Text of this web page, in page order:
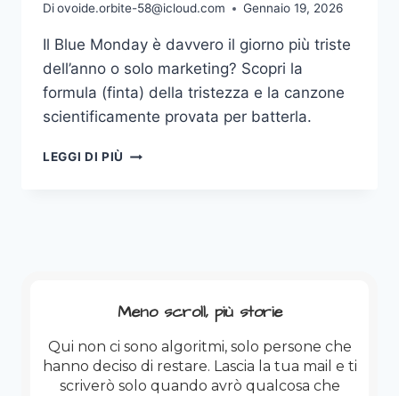
Diovoide.orbite-58@icloud.com Gennaio 19, 2026
Il Blue Monday è davvero il giorno più triste
dell’anno o solo marketing? Scopri la
formula (finta) della tristezza e la canzone
scientificamente provata per batterla.
LEGGI DI PIÙ LA
150
Meno scroll, più storie
Qui non ci sono algoritmi, solo persone che
hanno deciso di restare. Lascia la tua mail e ti
scriverò solo quando avrò qualcosa che